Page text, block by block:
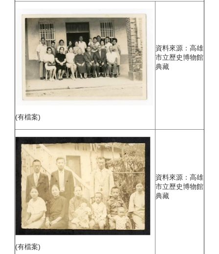
(有檔案)
資料來源：高雄
市立歷史博物館
典藏
(有檔案)
資料來源：高雄
市立歷史博物館
典藏